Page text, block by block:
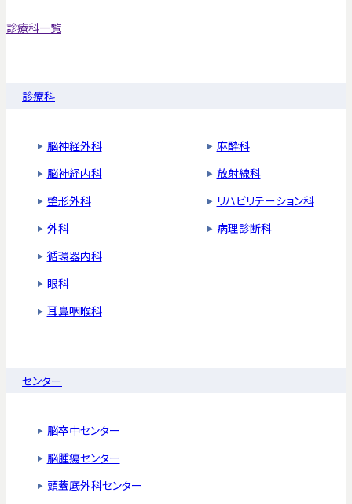
診療科一覧
診療科
脳神経外科
脳神経内科
整形外科
外科
循環器内科
眼科
耳鼻咽喉科
麻酔科
放射線科
リハビリテーション科
病理診断科
センター
脳卒中センター
脳腫瘍センター
頭蓋底外科センター